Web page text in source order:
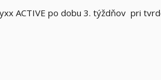
ACTIVE po dobu 3. týždňov pri